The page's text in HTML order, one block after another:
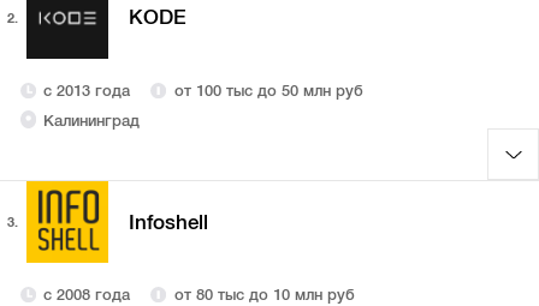
2. KODE
с 2013 года
от 100 тыс до 50 млн руб
Калининград
3. Infoshell
с 2008 года
от 80 тыс до 10 млн руб